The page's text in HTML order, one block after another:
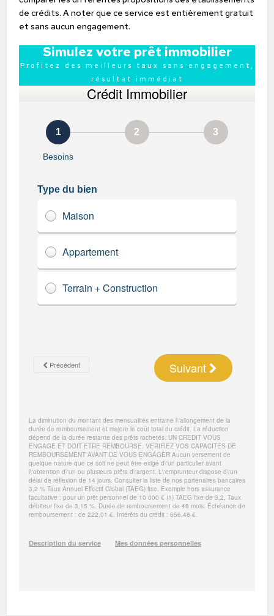
de crédits. A noter que ce service est entièrement gratuit
et sans aucun engagement.
Simulez votre prêt immobilier
Profitez des meilleurs taux sans engagement,
résultat immédiat